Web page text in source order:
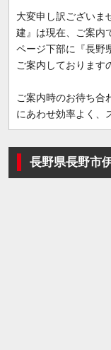
大変申し訳ございま
建』は現在、ご案内
ページ下部に『長野
ご案内しております
ご案内時のお待ち合
にあわせ効率よく、
長野県長野市